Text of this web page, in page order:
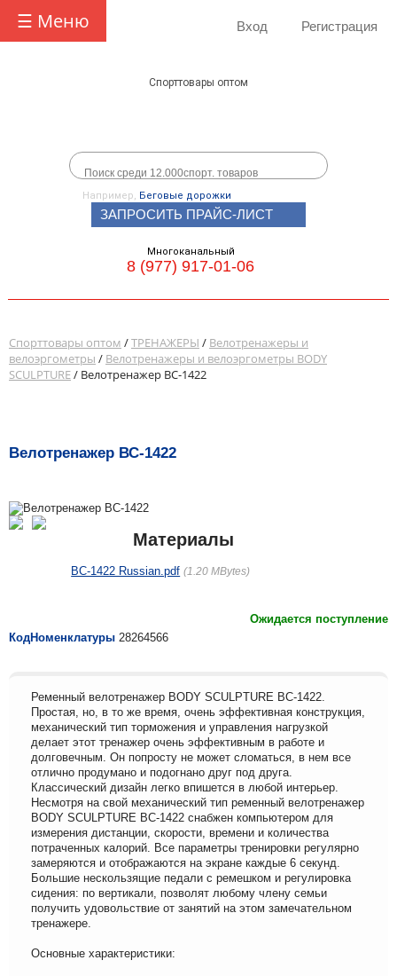
☰ Меню Вход Регистрация
Спорттовары оптом
Например, Беговые дорожки
ЗАПРОСИТЬ ПРАЙС-ЛИСТ
Многоканальный
8 (977) 917-01-06
Спорттовары оптом /ТРЕНАЖЕРЫ / Велотренажеры и
велоэргометры / Велотренажеры и велоэргометры BODY
SCULPTURE/ Велотренажер ВС-1422
Велотренажер ВС-1422
Материалы
BC-1422 Russian.pdf 1.20 MBytes
Ожидается поступление
КодНоменклатуры 28264566
Ременный велотренажер ВODY SCULPTURE ВС-1422.
Простая, но, в то же время, очень эффективная конструкция,
механический тип торможения и управления нагрузкой
делает этот тренажер очень эффективным в работе и
долговечным. Он попросту не может сломаться, в нем все
отлично продумано и подогнано друг под друга.
Классический дизайн легко впишется в любой интерьер.
Несмотря на свой механический тип ременный велотренажер
ВODY SCULPTURE ВС-1422 снабжен компьютером для
измерения дистанции, скорости, времени и количества
потраченных калорий. Все параметры тренировки регулярно
замеряются и отображаются на экране каждые 6 секунд.
Большие нескользящие педали с ремешком и регулировка
сидения: по вертикали, позволят любому члену семьи
получить удовольствие от занятий на этом замечательном
тренажере.
Основные характеристики: